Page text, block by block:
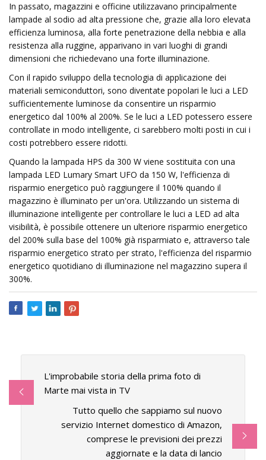
In passato, magazzini e officine utilizzavano principalmente
lampade al sodio ad alta pressione che, grazie alla loro elevata
efficienza luminosa, alla forte penetrazione della nebbia e alla
resistenza alla ruggine, apparivano in vari luoghi di grandi
dimensioni che richiedevano una forte illuminazione.
Con il rapido sviluppo della tecnologia di applicazione dei
materiali semiconduttori, sono diventate popolari le luci a LED
sufficientemente luminose da consentire un risparmio
energetico dal 100% al 200%. Se le luci a LED potessero essere
controllate in modo intelligente, ci sarebbero molti posti in cui i
costi potrebbero essere ridotti.
Quando la lampada HPS da 300 W viene sostituita con una
lampada LED Lumary Smart UFO da 150 W, l'efficienza di
risparmio energetico può raggiungere il 100% quando il
magazzino è illuminato per un'ora. Utilizzando un sistema di
illuminazione intelligente per controllare le luci a LED ad alta
visibilità, è possibile ottenere un ulteriore risparmio energetico
del 200% sulla base del 100% già risparmiato e, attraverso tale
risparmio energetico strato per strato, l'efficienza del risparmio
energetico quotidiano di illuminazione nel magazzino supera il
300%.
L'improbabile storia della prima foto di
Marte mai vista in TV
Tutto quello che sappiamo sul nuovo
servizio Internet domestico di Amazon,
comprese le previsioni dei prezzi
aggiornate e la data di lancio